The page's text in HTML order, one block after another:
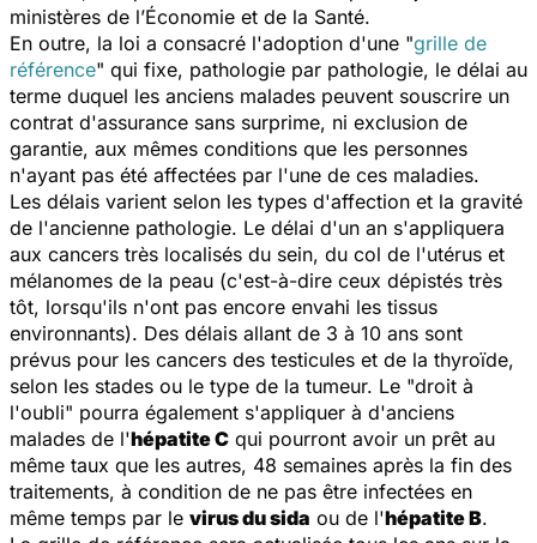
ministères de l’Économie et de la Santé.
En outre, la loi a consacré l'adoption d'une "grille de
référence" qui fixe, pathologie par pathologie, le délai au
terme duquel les anciens malades peuvent souscrire un
contrat d'assurance sans surprime, ni exclusion de
garantie, aux mêmes conditions que les personnes
n'ayant pas été affectées par l'une de ces maladies.
Les délais varient selon les types d'affection et la gravité
de l'ancienne pathologie. Le délai d'un an s'appliquera
aux cancers très localisés du sein, du col de l'utérus et
mélanomes de la peau (c'est-à-dire ceux dépistés très
tôt, lorsqu'ils n'ont pas encore envahi les tissus
environnants). Des délais allant de 3 à 10 ans sont
prévus pour les cancers des testicules et de la thyroïde,
selon les stades ou le type de la tumeur. Le "droit à
l'oubli" pourra également s'appliquer à d'anciens
malades de l'hépatite C qui pourront avoir un prêt au
même taux que les autres, 48 semaines après la fin des
traitements, à condition de ne pas être infectées en
même temps par le virus du sida ou de l'hépatite B.